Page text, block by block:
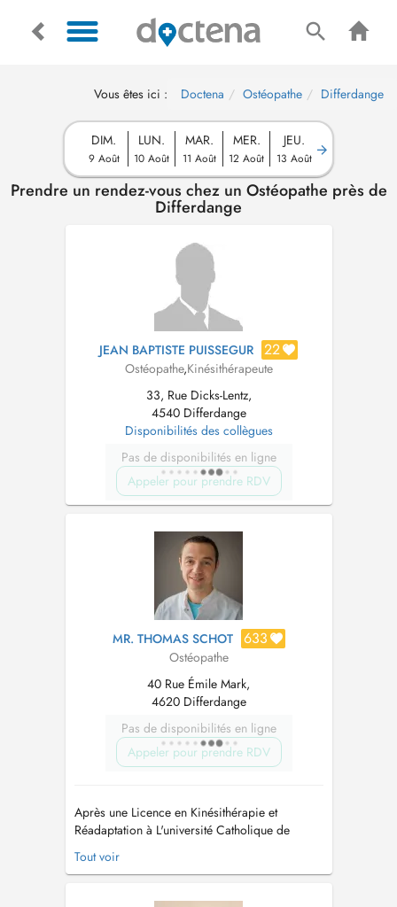
Vous êtes ici : Doctena Ostéopathe Differdange
DIM.
9 Août
LUN.
10 Août
MAR.
11 Août
MER.
12 Août
JEU.
13 Août
Prendre un rendez-vous chez un Ostéopathe près de
Differdange
JEAN BAPTISTE PUISSEGUR 22
Ostéopathe,Kinésithérapeute
33, Rue Dicks-Lentz,
4540 Differdange
Disponibilités des collègues
Pas de disponibilités en ligne
Appeler pour prendre RDV
MR. THOMAS SCHOT 633
Ostéopathe
40 Rue Émile Mark,
4620 Differdange
Pas de disponibilités en ligne
Appeler pour prendre RDV
Après une Licence en Kinésithérapie et
Réadaptation à L'université Catholique de
Louvain (UCL)achevée en 2001, j'ai poursuivi
une formation au Sutherland College of
Ostéopathe D.O. en 2007....
Tout voir